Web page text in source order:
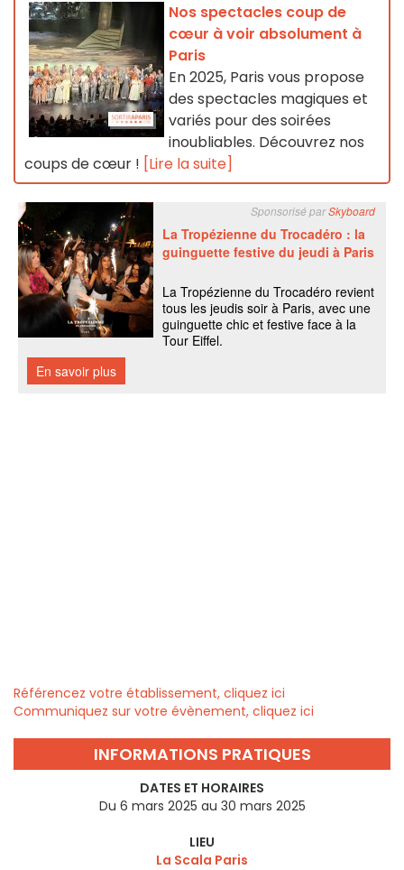
Nos spectacles coup de
cœur à voir absolument à
Paris
En 2025, Paris vous propose
des spectacles magiques et
variés pour des soirées
inoubliables. Découvrez nos
coups de cœur ! [Lire la suite]
Référencez votre établissement, cliquez ici
Communiquez sur votre évènement, cliquez ici
INFORMATIONS PRATIQUES
DATES ET HORAIRES
Du 6 mars 2025 au 30 mars 2025
LIEU
La Scala Paris